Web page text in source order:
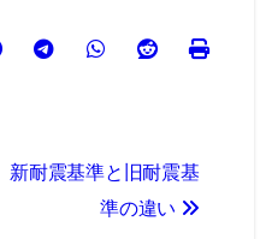
新耐震基準と旧耐震基
準の違い